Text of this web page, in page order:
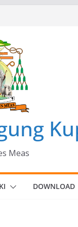
Meas
DOWNLOAD